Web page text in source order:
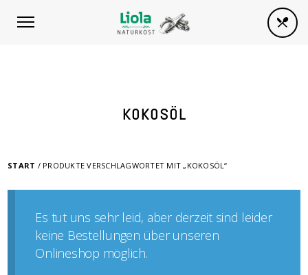
KOKOSÖL
START / PRODUKTE VERSCHLAGWORTET MIT „KOKOSÖL“
Es tut uns sehr leid, aber derzeit sind leider
keine Bestellungen über unseren
Onlineshop möglich.